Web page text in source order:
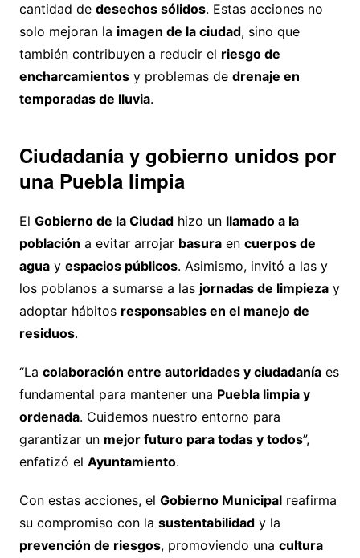
cantidad de desechos sólidos. Estas acciones no
solo mejoran la imagen de la ciudad, sino que
también contribuyen a reducir el riesgo de
encharcamientosy problemas de drenaje en
temporadas de lluvia.
Ciudadanía y gobierno unidos por
una Puebla limpia
El Gobierno de la Ciudadhizo un llamado a la
población a evitar arrojar basuraen cuerpos de
aguay espacios públicos. Asimismo, invitó a las y
los poblanos a sumarse a las jornadas de limpiezay
adoptar hábitos responsables en el manejo de
residuos.
“La colaboración entre autoridades y ciudadaníaes
fundamental para mantener una Puebla limpia y
ordenada. Cuidemos nuestro entorno para
garantizar un mejor futuro para todas y todos”,
enfatizó el Ayuntamiento.
Con estas acciones, el Gobierno Municipalreafirma
su compromiso con la sustentabilidady la
prevención de riesgos, promoviendo una cultura